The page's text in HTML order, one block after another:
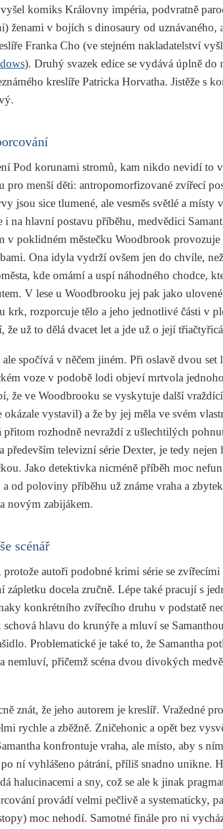
komiks Královny impéria, podvratně
ženami v bojích s dinosaury od uznávaného,
Franka Cho (ve stejném nakladatelství
). Druhý svazek edice se vydává úplně do
kreslíře Patricka Horvatha. Jistěže s
Pod korunami stromů, kam nikdo nevidí to
pro menší děti: antropomorfizované zvířecí
jsou sice tlumené, ale vesměs světlé a
i na hlavní postavu příběhu, medvědici
v poklidném městečku Woodbrook
Ona idyla vydrží ovšem jen do chvíle,
kde omámí a uspí náhodného chodce,
V lese u Woodbrooku jej pak jako
krk, rozporcuje tělo a jeho jednotlivé části v
že už to dělá dvacet let a jde už o její
spočívá v něčem jiném. Při oslavě dvou set
voze v podobě lodi objeví mrtvola
že ve Woodbrooku se vyskytuje další
vystavil) a že by jej měla ve svém
přitom rozhodně nevraždí z ušlechtilých
především televizní série Dexter, je tedy nejen
Jako detektivka nicméně příběh moc
a od poloviny příběhu už známe vraha a
novým zabijákem.
scénář
autoři podobné krimi série se zvířecími
zápletku docela zručně. Lépe také pracují s
konkrétního zvířecího druhu v podstatě
schová hlavu do krunýře a mluví se
Problematické je také to, že Samantha
nemluví, přičemž scéna dvou divokých
znát, že jeho autorem je kreslíř. Vražedné
rychle a zběžně. Zničehonic a opět bez
konfrontuje vraha, ale místo, aby s
ní vyhlášeno pátrání, příliš snadno unikne.
halucinacemi a sny, což se ale k jinak
provádí velmi pečlivě a systematicky,
moc nehodí. Samotné finále pro ni